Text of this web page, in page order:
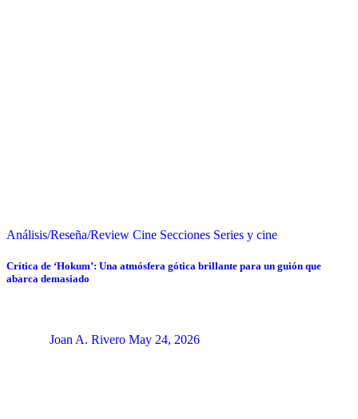
Análisis/Reseña/Review Cine Secciones Series y cine
Crítica de ‘Hokum’: Una atmósfera gótica brillante para un guión que
abarca demasiado
Joan A. Rivero May 24, 2026